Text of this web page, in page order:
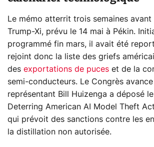
Le mémo atterrit trois semaines avant
Trump-Xi, prévu le 14 mai à Pékin.
programmé fin mars, il avait été
rejoint donc la liste des griefs
des exportations de puces et de la
semi-conducteurs. Le Congrès
représentant Bill Huizenga a déposé
Deterring American AI Model Theft
qui prévoit des sanctions contre les
la distillation non autorisée.